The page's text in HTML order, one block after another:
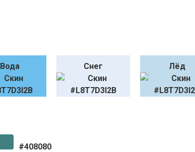
Вода Снег Лёд
#408080